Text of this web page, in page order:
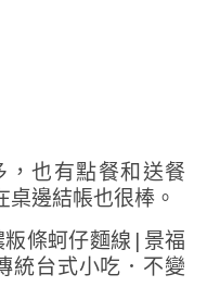
也有點餐和送餐
邊結帳也很棒。